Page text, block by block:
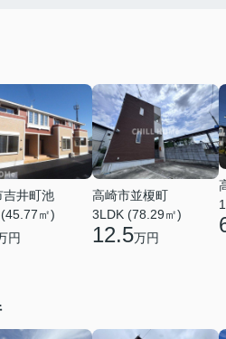
吉井町池
㎡)
円
高崎市並榎町
3LDK (78.29㎡)
12.5万円